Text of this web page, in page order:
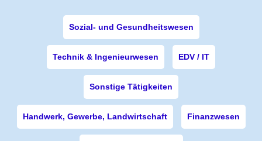
Sozial- und Gesundheitswesen
Technik & Ingenieurwesen EDV / IT
Sonstige Tätigkeiten
Handwerk, Gewerbe, Landwirtschaft Finanzwesen